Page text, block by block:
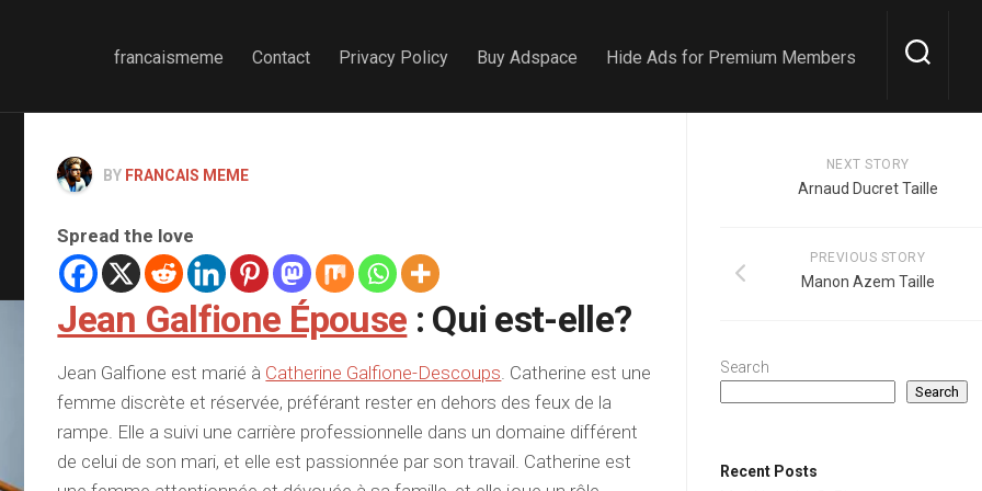
francaismeme Contact Privacy Policy Buy Adspace Hide Ads for Premium Members
BY FRANCAIS MEME
Spread the love
Jean Galfione Épouse : Qui est-elle?
Jean Galfione est marié à Catherine Galfione-Descoups. Catherine est une
femme discrète et réservée, préférant rester en dehors des feux de la
rampe. Elle a suivi une carrière professionnelle dans un domaine différent
de celui de son mari, et elle est passionnée par son travail. Catherine est
NEXT STORY
Arnaud Ducret Taille
PREVIOUS STORY
Manon Azem Taille
Search
Search
Recent Posts